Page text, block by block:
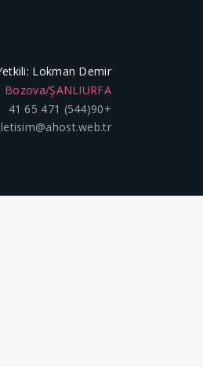
Lokman Demir
Bozova/ŞANLIURFA
+90(544) 471 65 41